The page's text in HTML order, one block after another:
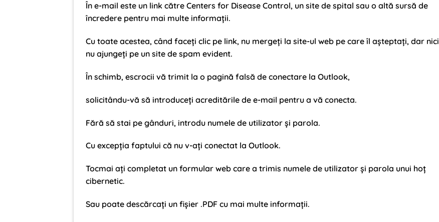
În e-mail este un link către Centers for Disease Control, un site de spital sau o altă sursă de
încredere pentru mai multe informații.
Cu toate acestea, când faceți clic pe link, nu mergeți la site-ul web pe care îl așteptați, dar nici
nu ajungeți pe un site de spam evident.
În schimb, escrocii vă trimit la o pagină falsă de conectare la Outlook,
solicitându-vă să introduceți acreditările de e-mail pentru a vă conecta.
Fără să stai pe gânduri, introdu numele de utilizator și parola.
Cu excepția faptului că nu v-ați conectat la Outlook.
Tocmai ați completat un formular web care a trimis numele de utilizator și parola unui hoț
cibernetic.
Sau poate descărcați un fișier .PDF cu mai multe informații.